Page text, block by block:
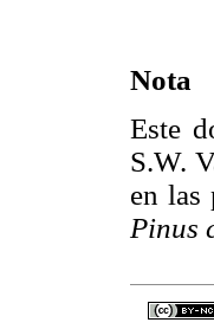
Nota
Este
S.W.
en las
Pinus